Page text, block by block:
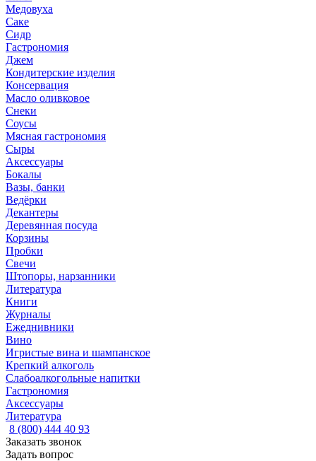
Медовуха
Саке
Сидр
Гастрономия
Джем
Кондитерские изделия
Консервация
Масло оливковое
Снеки
Соусы
Мясная гастрономия
Сыры
Аксессуары
Бокалы
Вазы, банки
Ведёрки
Декантеры
Деревянная посуда
Корзины
Пробки
Свечи
Штопоры, нарзанники
Литература
Книги
Журналы
Ежеднивники
Вино
Игристые вина и шампанское
Крепкий алкоголь
Слабоалкогольные напитки
Гастрономия
Аксессуары
Литература
8 (800) 444 40 93
Заказать звонок
Задать вопрос